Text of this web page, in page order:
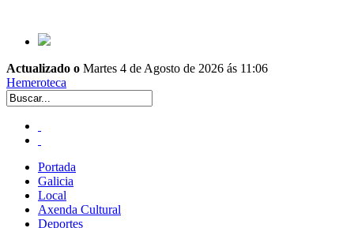
Actualizado o Martes 4 de Agosto de 2026 ás 11:06
Hemeroteca
Portada
Galicia
Local
Axenda Cultural
Deportes